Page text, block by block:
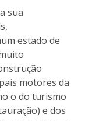
sua
estado de
motores da
o do turismo
e dos